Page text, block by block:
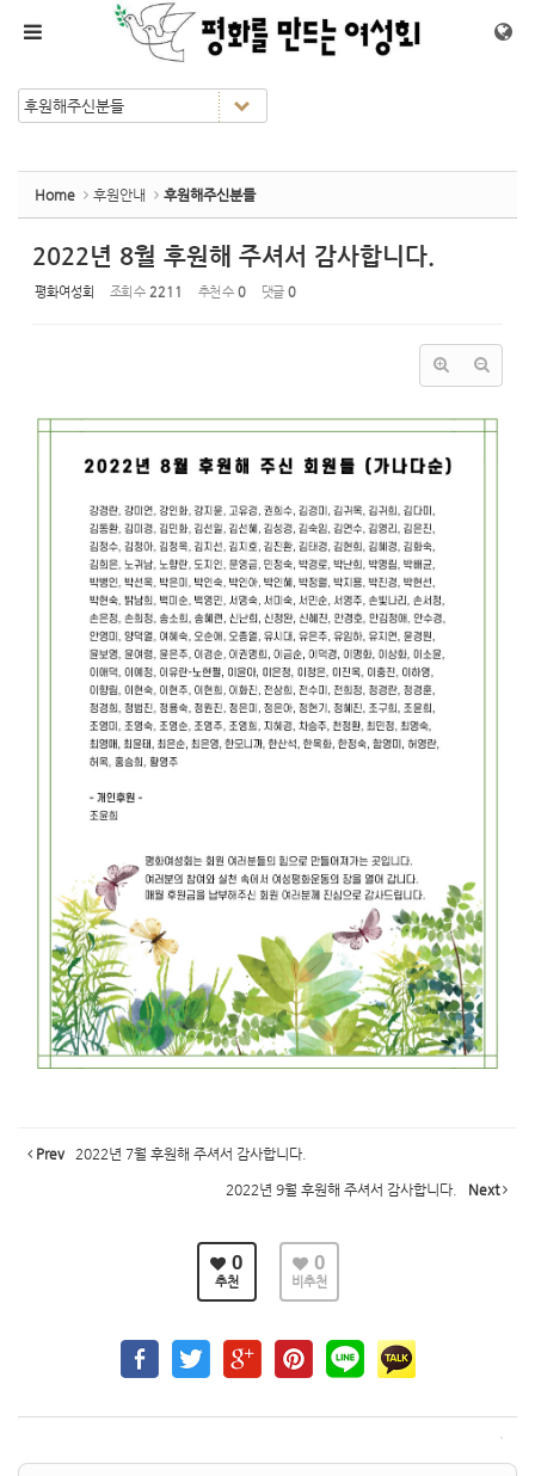
Home 후원안내 후원해주신분들
2022년 8월 후원해 주셔서 감사합니다.
평화여성회 조회 수 2211 추천 수 0 댓글 0
Prev 2022년 7월 후원해 주셔서 감사합니다.
2022년 9월 후원해 주셔서 감사합니다. Next
0
추천
0
비추천